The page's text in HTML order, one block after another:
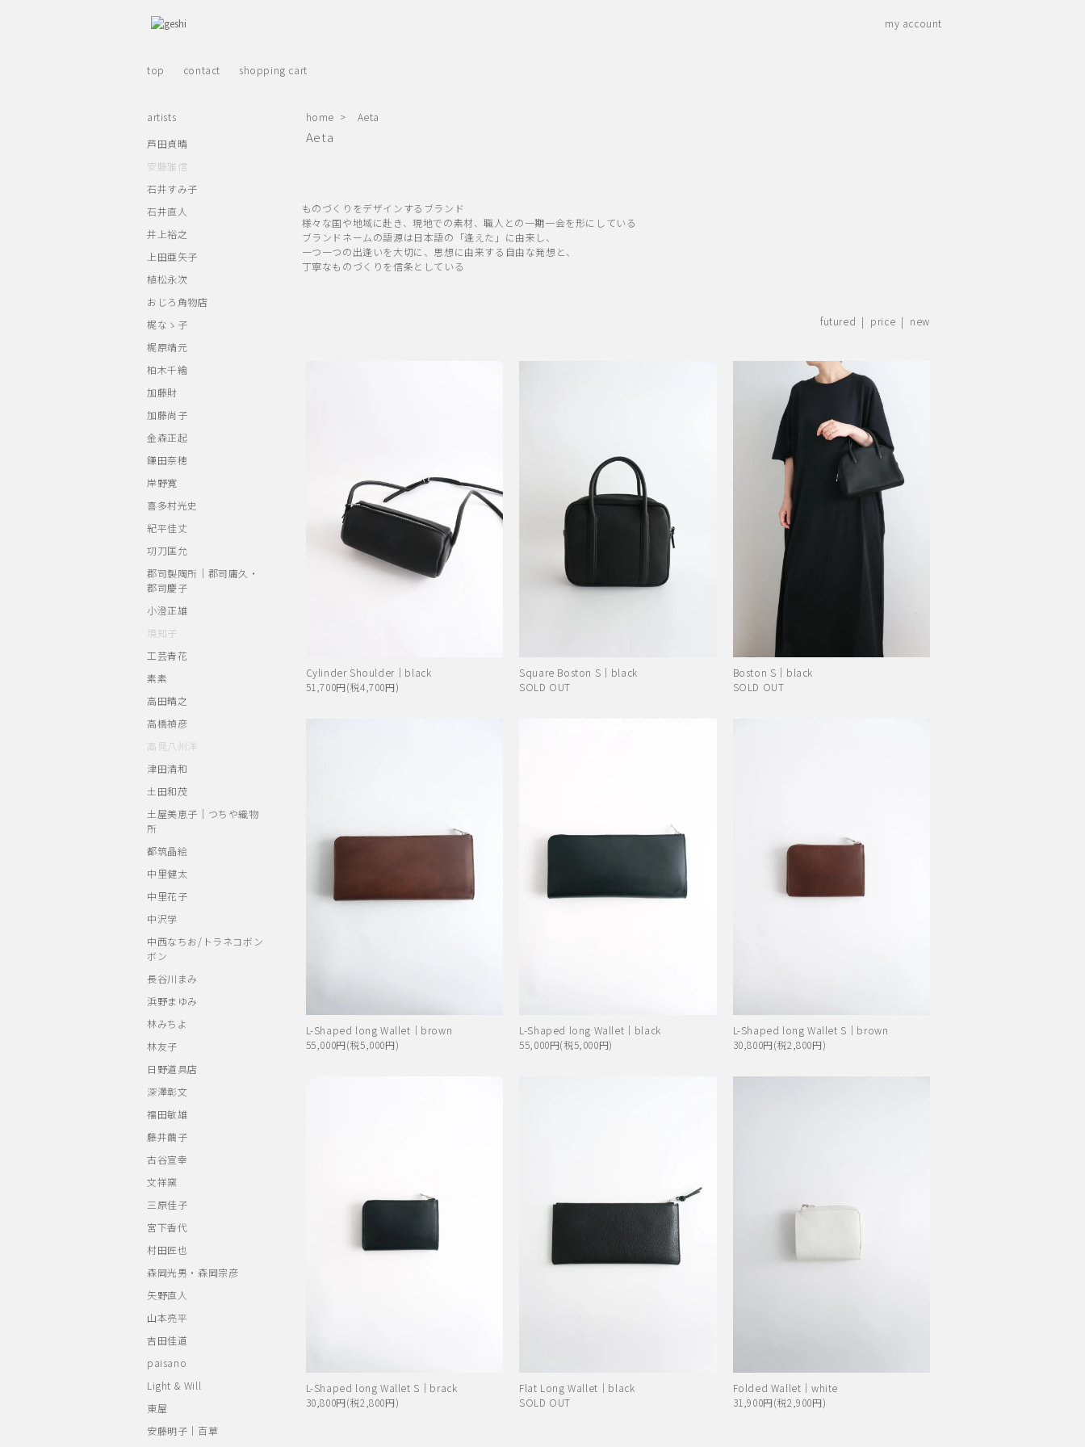
my account
top contact shopping cart
home > Aeta
Aeta
ものづくりをデザインするブランド
様々な国や地域に赴き、現地での素材、職人との一期一会を形にしている
ブランドネームの語源は日本語の「逢えた」に由来し、
一つ一つの出逢いを大切に、思想に由来する自由な発想と、
丁寧なものづくりを信条としている
futured | price | new
Cylinder Shoulder｜black
51,700円(税4,700円)
Square Boston S｜black
SOLD OUT
Boston S｜black
SOLD OUT
L-Shaped long Wallet｜brown
55,000円(税5,000円)
L-Shaped long Wallet｜black
55,000円(税5,000円)
L-Shaped long Wallet S｜brown
30,800円(税2,800円)
L-Shaped long Wallet S｜brack
30,800円(税2,800円)
Flat Long Wallet｜black
SOLD OUT
Folded Wallet｜white
31,900円(税2,900円)
artists
芦田貞晴
安藤雅信
石井すみ子
石井直人
井上裕之
上田亜矢子
植松永次
おじろ角物店
梶なゝ子
梶原靖元
柏木千繪
加藤財
加藤尚子
金森正起
鎌田奈穂
岸野寛
喜多村光史
紀平佳丈
㓛刀匡允
郡司製陶所｜郡司庸久・
郡司慶子
小澄正雄
境知子
工芸青花
素素
高田晴之
高橋禎彦
高見八州洋
津田清和
土田和茂
土屋美恵子｜つちや織物
所
都筑晶絵
中里健太
中里花子
中沢学
中西なちお/トラネコボン
ボン
長谷川まみ
浜野まゆみ
林みちよ
林友子
日野道具店
深澤彰文
福田敏雄
藤井繭子
古谷宣幸
文祥窯
三原佳子
宮下香代
村田匠也
森岡光男・森岡宗彦
矢野直人
山本亮平
吉田佳道
paisano
Light & Will
東屋
安藤明子｜百草